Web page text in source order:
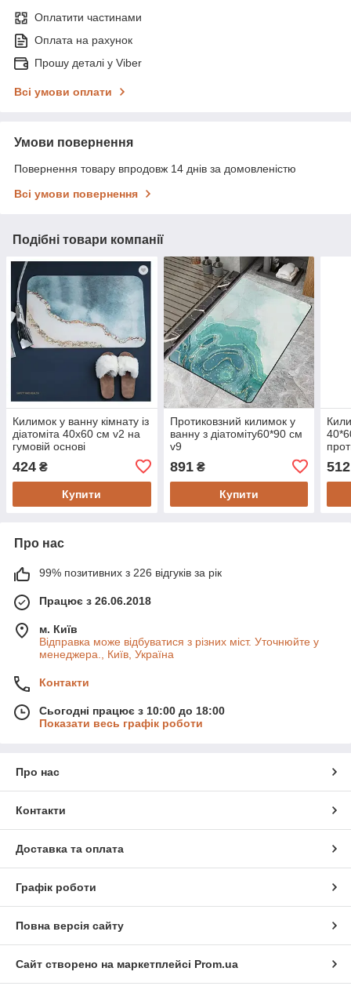
Оплатити частинами
Оплата на рахунок
Прошу деталі у Viber
Всі умови оплати
Умови повернення
Повернення товару впродовж 14 днів за домовленістю
Всі умови повернення
Подібні товари компанії
Килимок у ванну кімнату із
діатоміта 40х60 см v2 на
гумовій основі
424 ₴
Купити
Протиковзний килимок у
ванну з діатоміту60*90 см
v9
891₴
Купити
512
Про нас
99% позитивних з 226 відгуків за рік
Працює з 26.06.2018
м. Київ
Відправка може відбуватися з різних міст. Уточнюйте у
менеджера., Київ, Україна
Контакти
Сьогодні працює з 10:00 до 18:00
Показати весь графік роботи
Про нас
Контакти
Доставка та оплата
Графік роботи
Повна версія сайту
Сайт створено на маркетплейсі Prom.ua